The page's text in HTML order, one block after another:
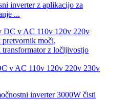
inverter z aplikacijo za
...
v AC 110v 120v 220v 230v